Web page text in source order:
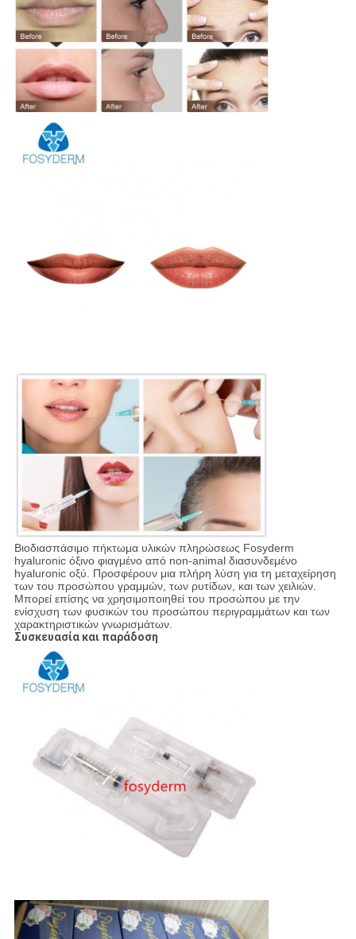
Βιοδιασπάσιμο πήκτωμα υλικών πληρώσεως Fosyderm
hyaluronic όξινο φιαγμένο από non-animal διασυνδεμένο
hyaluronic οξύ. Προσφέρουν μια πλήρη λύση για τη μεταχείρηση
των του προσώπου γραμμών, των ρυτίδων, και των χειλιών.
Μπορεί επίσης να χρησιμοποιηθεί του προσώπου με την
ενίσχυση των φυσικών του προσώπου περιγραμμάτων και των
χαρακτηριστικών γνωρισμάτων.
Συσκευασία και παράδοση